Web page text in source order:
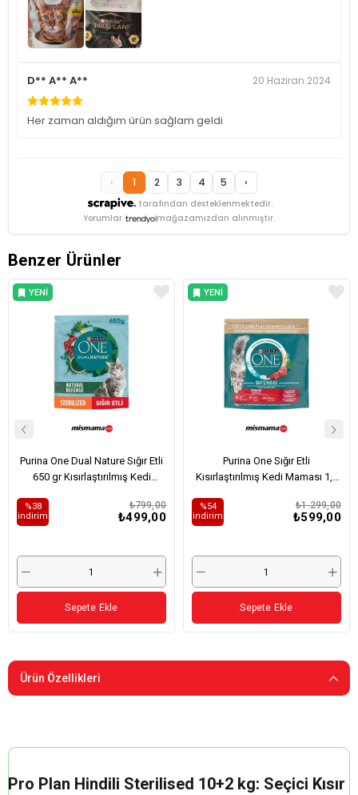
D** A** A** 20 Haziran 2024
Her zaman aldığım ürün sağlam geldi
tarafından desteklenmektedir.
‹ 1 2 3 4 5 ›
Yorumlar mağazamızdan alınmıştır.
Benzer Ürünler
Purina One Dual Nature Sığır Etli
650 gr Kısırlaştırılmış Kedi
₺499,00
₺799,00
%38
i̇ndirim
Sepete Ekle
YENI
Purina One Sığır Etli
Kısırlaştırılmış Kedi Maması 1,4
₺599,00
₺1.299,00
%54
i̇ndirim
Sepete Ekle
YENI
Ürün Özellikleri
Pro Plan Hindili Sterilised 10+2 kg: Seçici Kısır